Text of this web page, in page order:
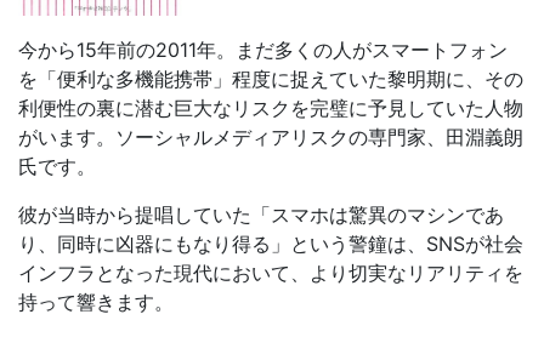
今から15年前の2011年。まだ多くの人がスマートフォン
を「便利な多機能携帯」程度に捉えていた黎明期に、その
利便性の裏に潜む巨大なリスクを完璧に予見していた人物
がいます。ソーシャルメディアリスクの専門家、田淵義朗
氏です。
彼が当時から提唱していた「スマホは驚異のマシンであ
り、同時に凶器にもなり得る」という警鐘は、SNSが社会
インフラとなった現代において、より切実なリアリティを
持って響きます。